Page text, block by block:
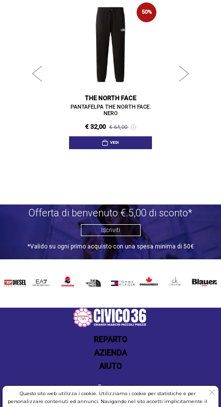
50%
THE NORTH FACE
PANTAFELPA THE NORTH FACE.
NERO
€ 32,00 € 64,00
VEDI
Offerta di benvenuto €.5,00 di sconto*
Iscriviti
*Valido su ogni primo acquisto con una spesa minima di 50€
DIESEL EA7 INVICTATHE
TOMMY
DSQUARED2
CALVIN BLAUER
REPARTO
AZIENDA
AIUTO
Questo sito web utilizza i cookie. Utilizziamo i cookie per statistiche e per
personalizzare contenuti ed annunci. Navigando nel sito accetti implicitamente il